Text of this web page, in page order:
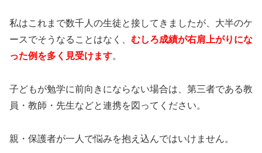
私はこれまで数千人の生徒と接してきましたが、大半のケ
ースでそうなることはなく、 むしろ成績が右肩上がりにな
った例を多く見受けます。
子どもが勉学に前向きにならない場合は、第三者である教
員・教師・先生などと連携を図ってください。
親・保護者が一人で悩みを抱え込んではいけません。